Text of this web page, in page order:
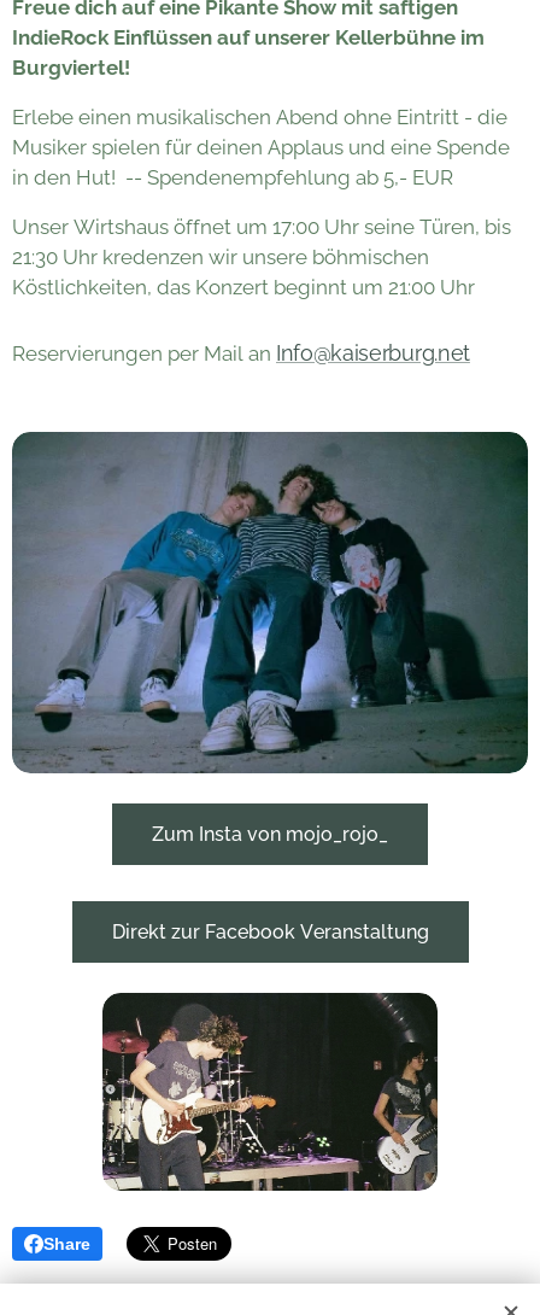
Freue dich auf eine Pikante Show mit saftigen
IndieRock Einflüssen auf unserer Kellerbühne im
Burgviertel!
Erlebe einen musikalischen Abend ohne Eintritt - die
Musiker spielen für deinen Applaus und eine Spende
in den Hut! -- Spendenempfehlung ab 5,- EUR
Unser Wirtshaus öffnet um 17:00 Uhr seine Türen, bis
21:30 Uhr kredenzen wir unsere böhmischen
Köstlichkeiten, das Konzert beginnt um 21:00 Uhr
Reservierungen per Mail an Info@kaiserburg.net
Zum Insta von mojo_rojo_
Direkt zur Facebook Veranstaltung
Share